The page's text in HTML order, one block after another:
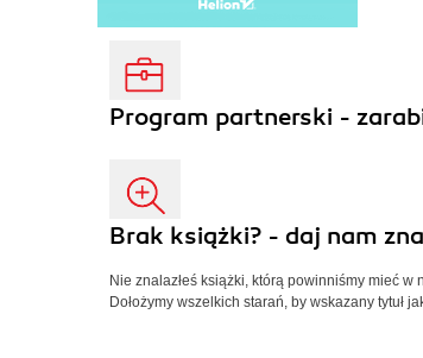
Program partnerski -
Brak książki? - daj nam
Nie znalazłeś książki, którą powinniśmy mieć w
Dołożymy wszelkich starań, by wskazany tytuł